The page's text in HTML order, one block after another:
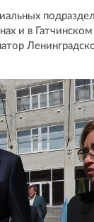
и в